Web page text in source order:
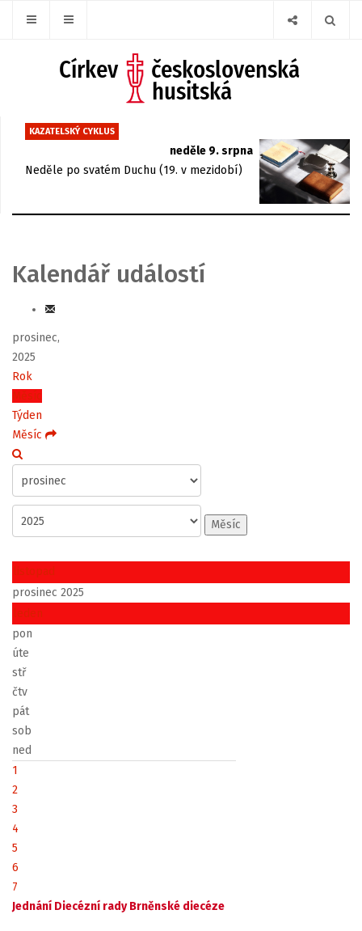
KAZATELSKÝ CYKLUS
neděle 9. srpna
Neděle po svatém Duchu (19. v mezidobí)
Kalendář událostí
prosinec,
2025
Rok
Měsíc
Týden
Měsíc
Měsíc
listopad
prosinec 2025
leden
pon
úte
stř
čtv
pát
sob
ned
1
2
3
4
5
6
7
Jednání Diecézní rady Brněnské diecéze